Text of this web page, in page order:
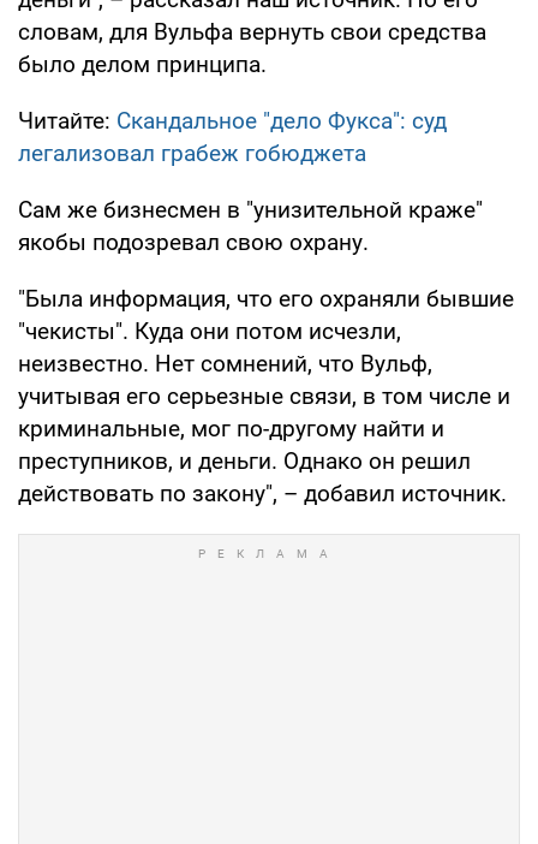
словам, для Вульфа вернуть свои средства
было делом принципа.
Читайте: Скандальное "дело Фукса": суд
легализовал грабеж гобюджета
Сам же бизнесмен в "унизительной краже"
якобы подозревал свою охрану.
"Была информация, что его охраняли бывшие
"чекисты". Куда они потом исчезли,
неизвестно. Нет сомнений, что Вульф,
учитывая его серьезные связи, в том числе и
криминальные, мог по-другому найти и
преступников, и деньги. Однако он решил
действовать по закону", – добавил источник.